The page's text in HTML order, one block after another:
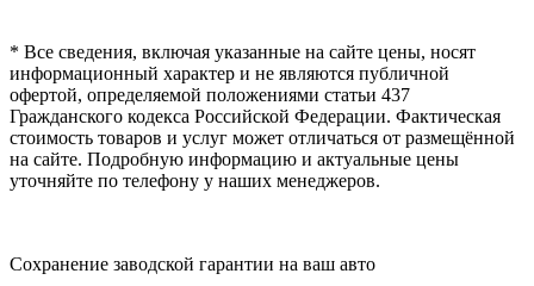
* Все сведения, включая указанные на сайте цены, носят
информационный характер и не являются публичной
офертой, определяемой положениями статьи 437
Гражданского кодекса Российской Федерации. Фактическая
стоимость товаров и услуг может отличаться от размещённой
на сайте. Подробную информацию и актуальные цены
уточняйте по телефону у наших менеджеров.
Сохранение заводской гарантии на ваш авто